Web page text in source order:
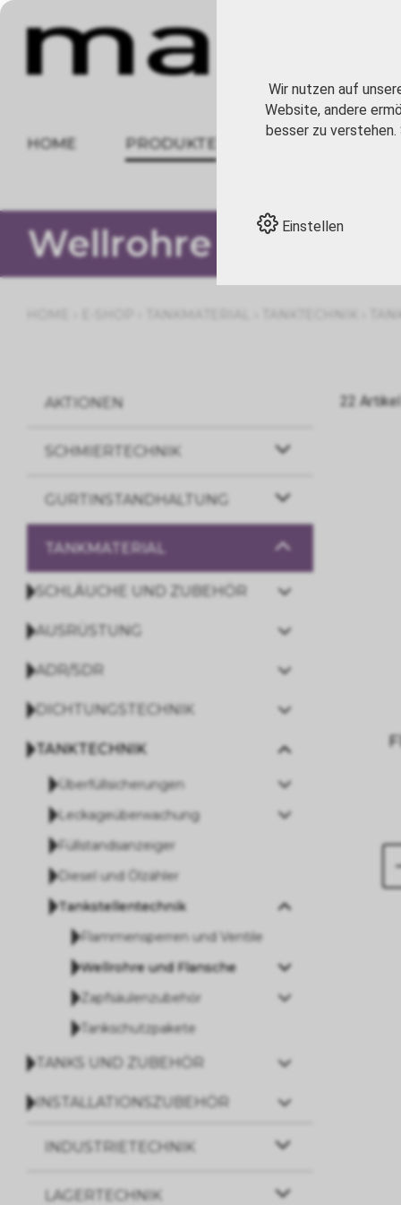
HOME PRODUKTE
Wellrohre Flexitube
AKTIONEN
SCHMIERTECHNIK
GURTINSTANDHALTUNG
TANKMATERIAL
SCHLÄUCHE UND ZUBEHÖR
AUSRÜSTUNG
ADR/SDR
DICHTUNGSTECHNIK
TANKTECHNIK
Überfüllsicherungen
Leckageüberwachung
Füllstandsanzeiger
Diesel und Ölzähler
Tankstellentechnik
Flammensperren und Ventile
Wellrohre und Flansche
Zapfsäulenzubehör
Tankschutzpakete
TANKS UND ZUBEHÖR
INSTALLATIONSZUBEHÖR
INDUSTRIETECHNIK
LAGERTECHNIK
22 Artikel
Wir nutzen auf
Website, andere
besser zu
Einstellen